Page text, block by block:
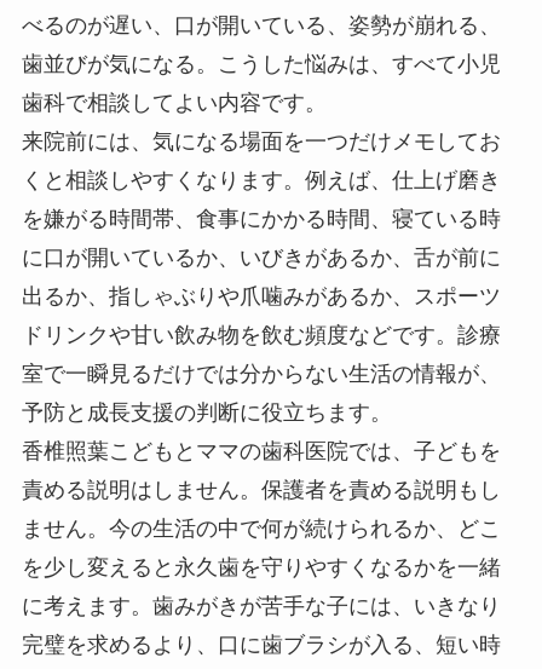
べるのが遅い、口が開いている、姿勢が崩れる、
歯並びが気になる。こうした悩みは、すべて小児
歯科で相談してよい内容です。
来院前には、気になる場面を一つだけメモしてお
くと相談しやすくなります。例えば、仕上げ磨き
を嫌がる時間帯、食事にかかる時間、寝ている時
に口が開いているか、いびきがあるか、舌が前に
出るか、指しゃぶりや爪噛みがあるか、スポーツ
ドリンクや甘い飲み物を飲む頻度などです。診療
室で一瞬見るだけでは分からない生活の情報が、
予防と成長支援の判断に役立ちます。
香椎照葉こどもとママの歯科医院では、子どもを
責める説明はしません。保護者を責める説明もし
ません。今の生活の中で何が続けられるか、どこ
を少し変えると永久歯を守りやすくなるかを一緒
に考えます。歯みがきが苦手な子には、いきなり
完璧を求めるより、口に歯ブラシが入る、短い時